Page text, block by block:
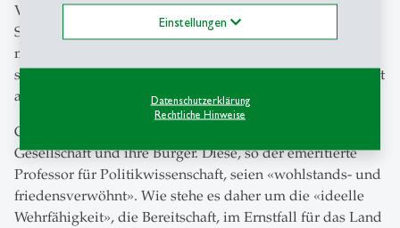
Einstellungen
Datenschutzerklärung
Rechtliche Hinweise
VBS-Vorsteher stimmt zu und gibt zu bedenken, dass die
Schweiz mit Blick auf die Bedrohungslage die Solidarität
mit ihren Nachbarn pflegen müsse und betont: «Viele
sicherheitspolitische Herausforderungen können wir nicht
allein lösen.»
Christoph Frei wendet das Gespräch auf die Schweizer
Gesellschaft und ihre Bürger. Diese, so der emeritierte
Professor für Politikwissenschaft, seien «wohlstands- und
friedensverwöhnt». Wie stehe es daher um die «ideelle
Wehrfähigkeit», die Bereitschaft, im Ernstfall für das Land